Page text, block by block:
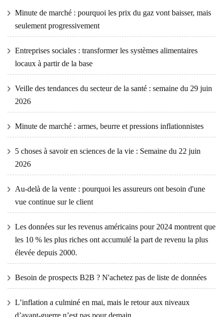
Minute de marché : pourquoi les prix du gaz vont baisser, mais
seulement progressivement
Entreprises sociales : transformer les systèmes alimentaires
locaux à partir de la base
Veille des tendances du secteur de la santé : semaine du 29 juin
2026
Minute de marché : armes, beurre et pressions inflationnistes
5 choses à savoir en sciences de la vie : Semaine du 22 juin
2026
Au-delà de la vente : pourquoi les assureurs ont besoin d'une
vue continue sur le client
Les données sur les revenus américains pour 2024 montrent que
les 10 % les plus riches ont accumulé la part de revenu la plus
élevée depuis 2000.
Besoin de prospects B2B ? N'achetez pas de liste de données
L’inflation a culminé en mai, mais le retour aux niveaux